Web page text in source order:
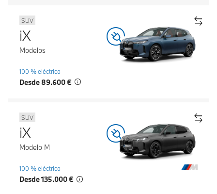
SUV
iX
Modelos
100 % eléctrico
Desde 89.600 €
SUV
iX
Modelo M
100 % eléctrico
Desde 135.000 €